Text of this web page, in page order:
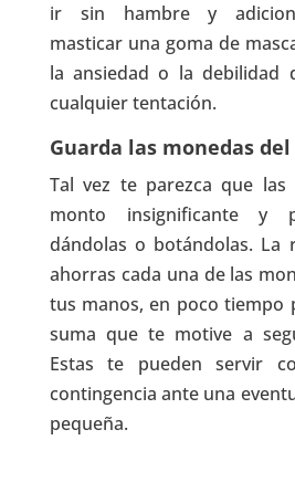
ir sin hambre y
masticar una goma de
la ansiedad o la debilidad
cualquier tentación.
Guarda las monedas
Tal vez te parezca que
monto insignificante y
dándolas o botándolas. La
ahorras cada una de las
tus manos, en poco tiempo
suma que te motive a
Estas te pueden servir
contingencia ante una
pequeña.